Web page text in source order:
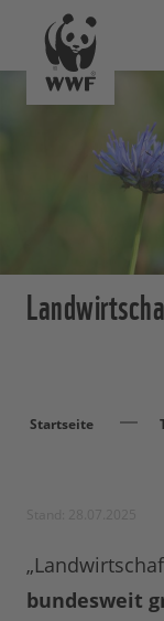
Startseite
bundesweit